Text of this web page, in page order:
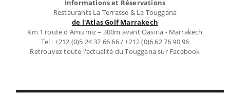
Informations et Réservations
Restaurants La Terrasse & Le Touggana
de l'Atlas Golf Marrakech
Km 1 route d'Amizmiz – 300m avant Oasiria - Marrakech
Tel : +212 (0)5 24 37 66 66 / +212 (0)6 62 76 90 96
Retrouvez toute l'actualité du Touggana sur Facebook